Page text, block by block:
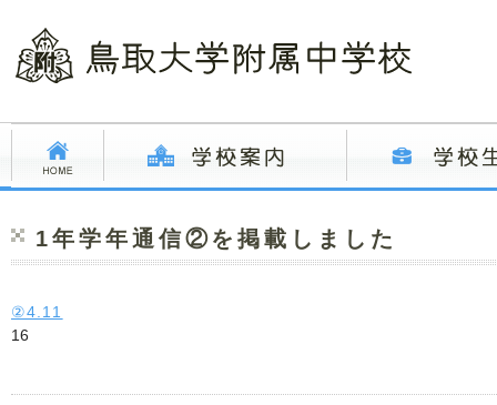
1年学年通信②を掲載しました
②4.11
16